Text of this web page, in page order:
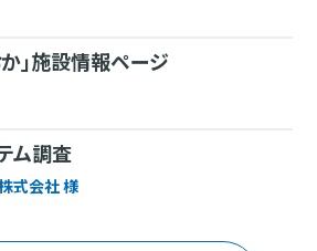
」施設情報ページ
ム調査
式会社 様